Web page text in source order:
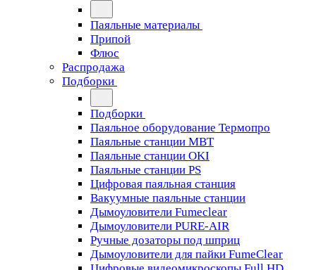
Паяльные материалы
Припой
Флюс
Распродажа
Подборки
Подборки
Паяльное оборудование Термопро
Паяльные станции MBT
Паяльные станции OKI
Паяльные станции PS
Цифровая паяльная станция
Вакуумные паяльные станции
Дымоуловители Fumeclear
Дымоуловители PURE-AIR
Ручные дозаторы под шприц
Дымоуловители для пайки FumeClear